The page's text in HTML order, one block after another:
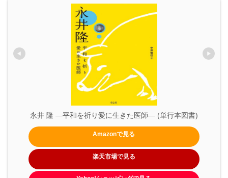
永井 隆 —平和を祈り愛に生きた医師— (単行本図書)
Amazonで見る
楽天市場で見る